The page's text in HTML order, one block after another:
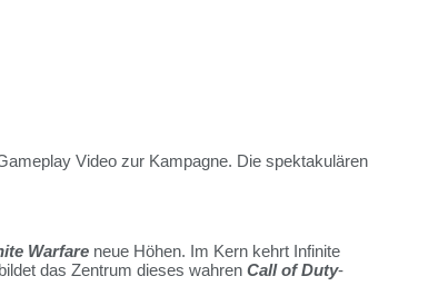
Video zur Kampagne. Die spektakulären
Warfare neue Höhen. Im Kern kehrt Infinite
das Zentrum dieses wahren Call of Duty-